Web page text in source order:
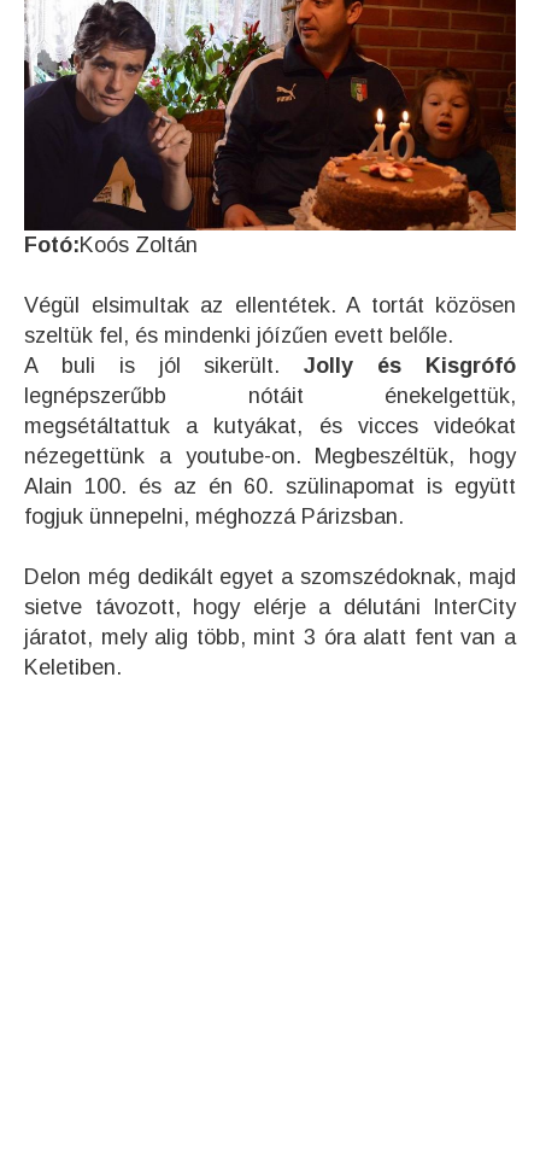
Fotó:Koós Zoltán
Végül elsimultak az ellentétek. A tortát közösen
szeltük fel, és mindenki jóízűen evett belőle.
A buli is jól sikerült.Jolly és Kisgrófó
legnépszerűbb nótáit énekelgettük,
megsétáltattuk a kutyákat, és vicces videókat
nézegettünk a youtube-on. Megbeszéltük, hogy
Alain 100. és az én 60. szülinapomat is együtt
fogjuk ünnepelni, méghozzá Párizsban.
Delon még dedikált egyet a szomszédoknak, majd
sietve távozott, hogy elérje a délutáni InterCity
járatot, mely alig több, mint 3 óra alatt fent van a
Keletiben.